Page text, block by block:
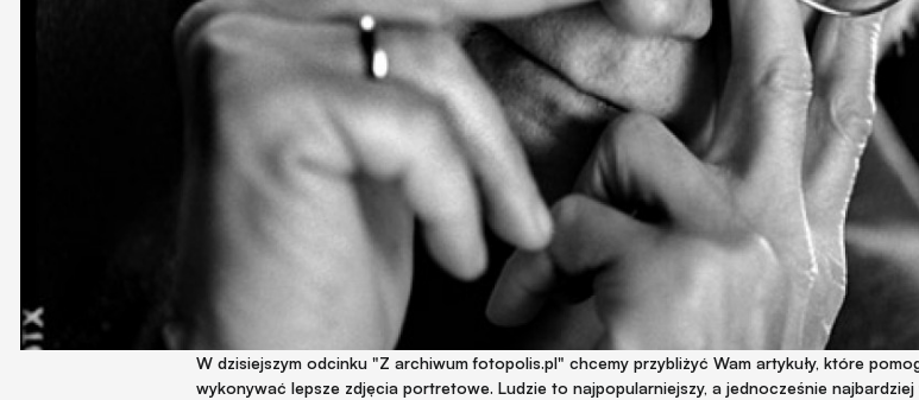
W dzisiejszym odcinku "Z archiwum fotopolis.pl" chcemy przybliżyć Wam artykuły, które
wykonywać lepsze zdjęcia portretowe. Ludzie to najpopularniejszy, a jednocześnie najbardziej